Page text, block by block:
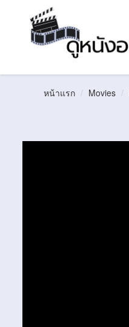
หน้าแรก Movies